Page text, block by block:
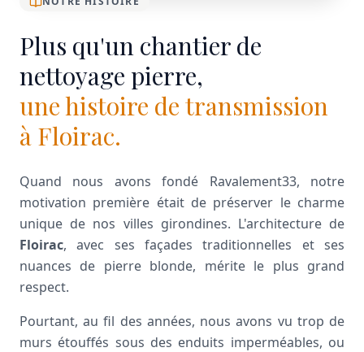
Plus qu'un chantier de
nettoyage pierre,
une histoire de transmission
à Floirac.
Quand nous avons fondé Ravalement33, notre
motivation première était de préserver le charme
unique de nos villes girondines. L'architecture de
Floirac, avec ses façades traditionnelles et ses
nuances de pierre blonde, mérite le plus grand
respect.
Pourtant, au fil des années, nous avons vu trop de
murs étouffés sous des enduits imperméables, ou